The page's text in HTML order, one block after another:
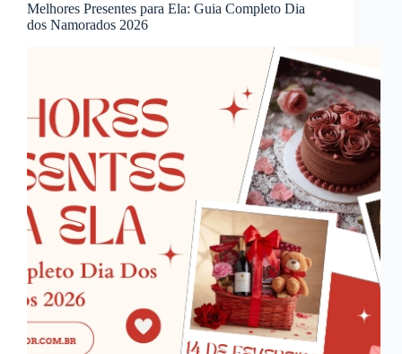
Melhores Presentes para Ela: Guia Completo Dia
dos Namorados 2026